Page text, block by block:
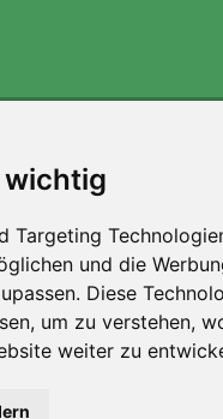
wichtig
Targeting
und die
Diese
um zu verstehen,
weiter zu
Trees.org
pflanzen wir einen